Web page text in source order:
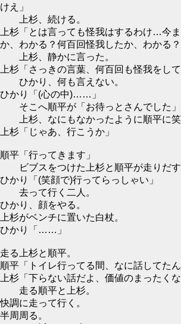
けえ」
上杉、続ける。
上杉「とは言っても怪我はするわけ…今
か、わかる？何百回怪我したか、わかる？
上杉、静かに言った。
上杉「さっきの言葉、何百回も怪我をし
ひかり、何も言えない。
ひかり「(心の中)……」
そこへ順平が「お待っとさんでした」
上杉、なにもなかったように順平に笑
上杉「じゃあ、行こうか」
順平「行ってきます」
ビブスをつけた上杉と順平が走りだす
ひかり「(笑顔で)行ってらっしゃい」
去って行く二人。
ひかり、顔をやる。
上杉がベンチに置いた白杖。
ひかり「……」
走る上杉と順平。
順平「トイレ行ってる間、なに話してたん
上杉「下らない話だよ、価値のまったくな
走る順平と上杉。
快調に走って行く。
半周周る。